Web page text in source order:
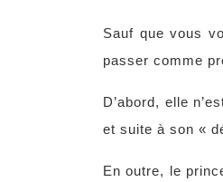
Sauf que vous
passer comme
D’abord, elle
et suite à son «
En outre, le